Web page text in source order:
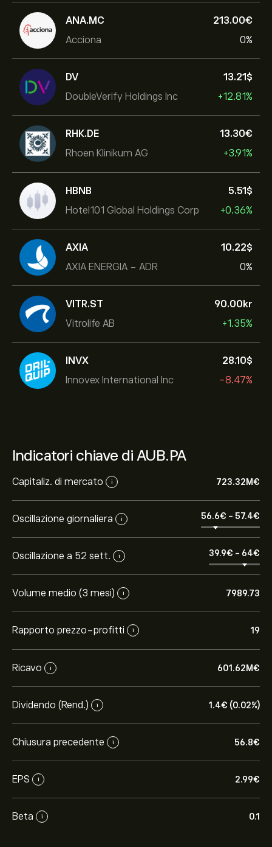
ANA.MC
Acciona
213.00‎€‎
0%
DV
DoubleVerify Holdings Inc
13.21‎$‎
+12.81%
RHK.DE
Rhoen Klinikum AG
13.30‎€‎
+3.91%
HBNB
Hotel101 Global Holdings Corp
5.51‎$‎
+0.36%
AXIA
AXIA ENERGIA - ADR
10.22‎$‎
0%
VITR.ST
Vitrolife AB
90.00‎kr‎
+1.35%
INVX
Innovex International Inc
28.10‎$‎
-8.47%
Indicatori chiave di AUB.PA
Capitaliz. di mercato i 723.32M‎€‎
Oscillazione giornaliera i 56.6‎€‎ - 57.4‎€‎
Oscillazione a 52 sett. i 39.9‎€‎ - 64‎€‎
Volume medio (3 mesi) i 7989.73
Rapporto prezzo-profitti i 19
Ricavo i 601.62M‎€‎
Dividendo (Rend.) i 1.4‎€‎ (0.02%)
Chiusura precedente i 56.8‎€‎
EPS i 2.99‎€‎
Beta i 0.1